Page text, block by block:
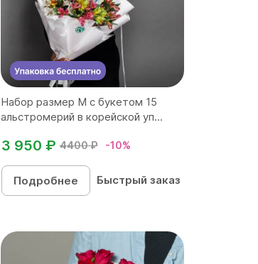
Набор размер M с букетом 15
альстромерий в корейской уп...
4400 ₽ -10%
3 950 ₽
Подробнее Быстрый заказ